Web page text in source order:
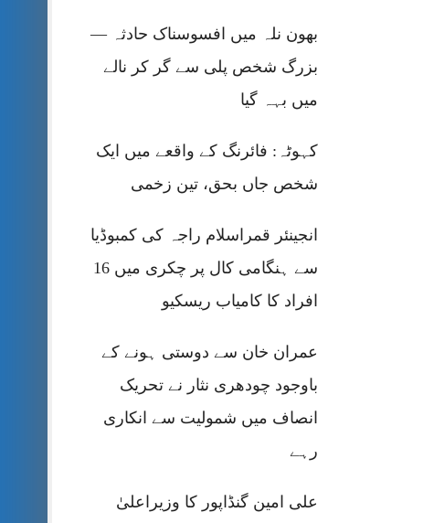
بھون نلہ میں افسوسناک حادثہ —
بزرگ شخص پلی سے گر کر نالے
میں بہہ گیا
کہوٹہ: فائرنگ کے واقعے میں ایک
شخص جاں بحق، تین زخمی
انجینئر قمراسلام راجہ کی کمبوڈیا
سے ہنگامی کال پر چکری میں 16
افراد کا کامیاب ریسکیو
عمران خان سے دوستی ہونے کے
باوجود چودھری نثار نے تحریک
انصاف میں شمولیت سے انکاری
رہے
علی امین گنڈاپور کا وزیراعلیٰ